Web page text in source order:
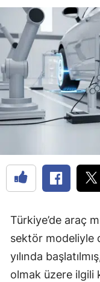
Türkiye’de araç
sektör modeliyle
yılında
olmak üzere ilgili